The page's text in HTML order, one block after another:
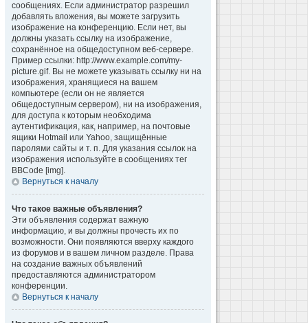
сообщениях. Если администратор разрешил
добавлять вложения, вы можете загрузить
изображение на конференцию. Если нет, вы
должны указать ссылку на изображение,
сохранённое на общедоступном веб-сервере.
Пример ссылки: http://www.example.com/my-
picture.gif. Вы не можете указывать ссылку ни на
изображения, хранящиеся на вашем
компьютере (если он не является
общедоступным сервером), ни на изображения,
для доступа к которым необходима
аутентификация, как, например, на почтовые
ящики Hotmail или Yahoo, защищённые
паролями сайты и т. п. Для указания ссылок на
изображения используйте в сообщениях тег
BBCode [img].
Вернуться к началу
Что такое важные объявления?
Эти объявления содержат важную
информацию, и вы должны прочесть их по
возможности. Они появляются вверху каждого
из форумов и в вашем личном разделе. Права
на создание важных объявлений
предоставляются администратором
конференции.
Вернуться к началу